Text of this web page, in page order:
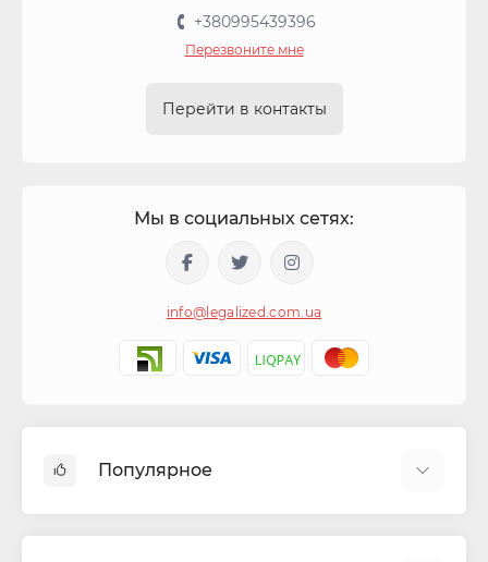
+380995439396
Перезвоните мне
Перейти в контакты
Мы в социальных сетях:
info@legalized.com.ua
Популярное